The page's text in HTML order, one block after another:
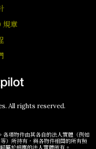
章
All rights reserved.
項物件由其各自的法人實體（例如
）所持有，與各物件相關的所有照
屬於相應的法人實體所有。